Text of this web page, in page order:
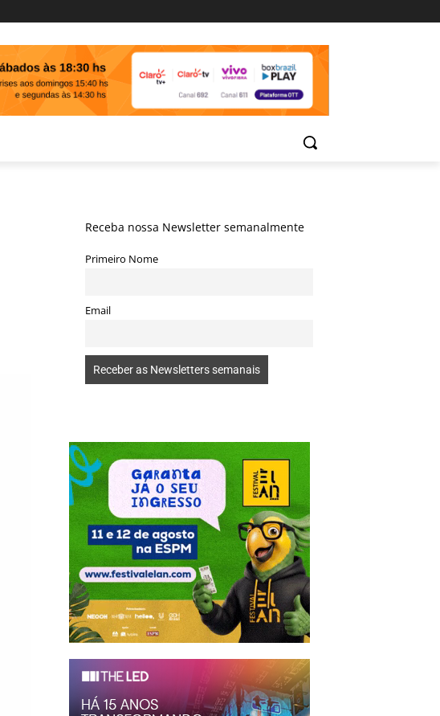
Receba nossa Newsletter semanalmente
Primeiro Nome
Email